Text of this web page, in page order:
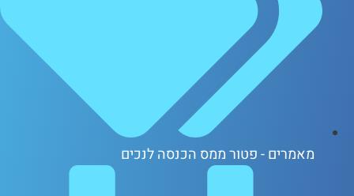
- פטור ממס הכנסה לנכים